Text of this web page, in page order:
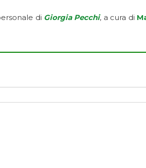
di Giorgia Pecchi, a cura di